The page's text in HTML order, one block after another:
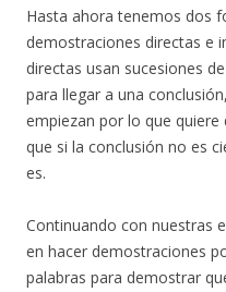
Hasta ahora tenemos dos
demostraciones directas e
directas usan sucesiones
para llegar a una
empiezan por lo que
que si la conclusión no es
es.
Continuando con nuestras
en hacer demostraciones
palabras para demostrar